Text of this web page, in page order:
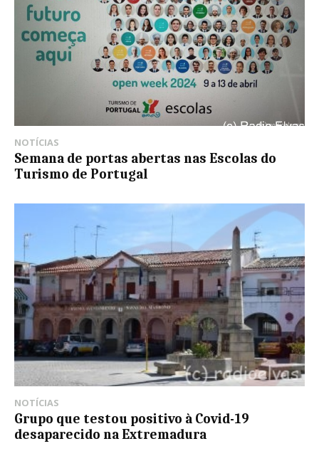
NOTÍCIAS
Semana de portas abertas nas Escolas do
Turismo de Portugal
NOTÍCIAS
Grupo que testou positivo à Covid-19
desaparecido na Extremadura